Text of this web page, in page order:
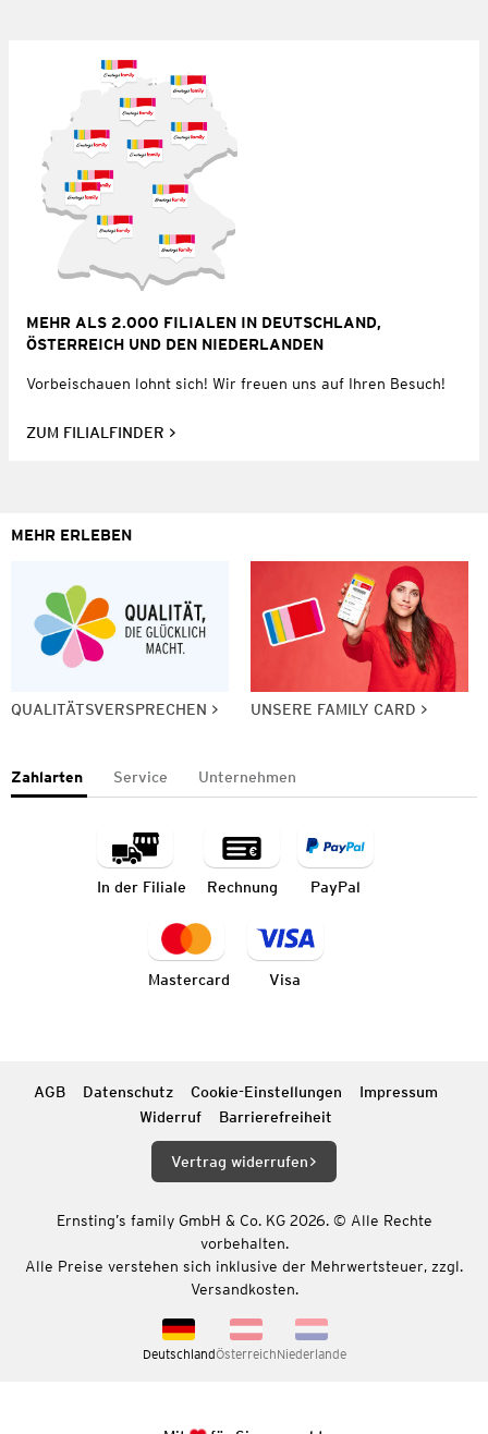
MEHR ALS 2.000 FILIALEN IN DEUTSCHLAND,
ÖSTERREICH UND DEN NIEDERLANDEN
Vorbeischauen lohnt sich! Wir freuen uns auf Ihren Besuch!
ZUM FILIALFINDER
MEHR ERLEBEN
QUALITÄTSVERSPRECHEN UNSERE FAMILY CARD
Zahlarten Service Unternehmen
In der Filiale Rechnung PayPal
Mastercard Visa
AGB Datenschutz Cookie-Einstellungen
Impressum
Widerruf
Barrierefreiheit
Vertrag widerrufen
Ernsting’s family GmbH & Co. KG 2026. © Alle Rechte
vorbehalten.
Alle Preise verstehen sich inklusive der Mehrwertsteuer, zzgl.
Versandkosten.
DeutschlandÖsterreichNiederlande